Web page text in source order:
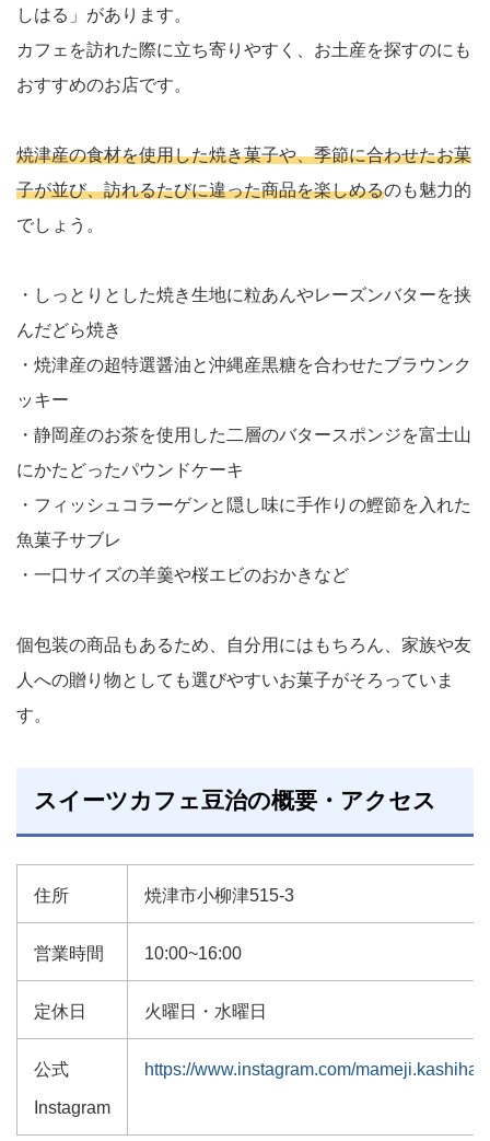
しはる」があります。
カフェを訪れた際に立ち寄りやすく、お土産を探すのにも
おすすめのお店です。
焼津産の食材を使用した焼き菓子や、季節に合わせたお菓
子が並び、訪れるたびに違った商品を楽しめるのも魅力的
でしょう。
・しっとりとした焼き生地に粒あんやレーズンバターを挟
んだどら焼き
・焼津産の超特選醤油と沖縄産黒糖を合わせたブラウンク
ッキー
・静岡産のお茶を使用した二層のバタースポンジを富士山
にかたどったパウンドケーキ
・フィッシュコラーゲンと隠し味に手作りの鰹節を入れた
魚菓子サブレ
・一口サイズの羊羹や桜エビのおかきなど
個包装の商品もあるため、自分用にはもちろん、家族や友
人への贈り物としても選びやすいお菓子がそろっていま
す。
スイーツカフェ豆治の概要・アクセス
住所 焼津市小柳津515-3
営業時間 10:00~16:00
定休日 火曜日・水曜日
公式
Instagram
https://www.instagram.com/